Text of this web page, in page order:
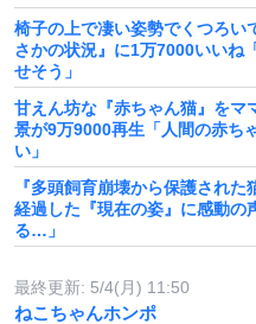
椅子の上で凄い姿勢でくつろ
さかの状況』に1万7000いいね
せそう」
甘えん坊な『赤ちゃん猫』を
景が9万9000再生「人間の赤ち
い」
『多頭飼育崩壊から保護され
経過した『現在の姿』に感動の
る…」
最終更新: 5/4(月) 11:50
ねこちゃんホンポ